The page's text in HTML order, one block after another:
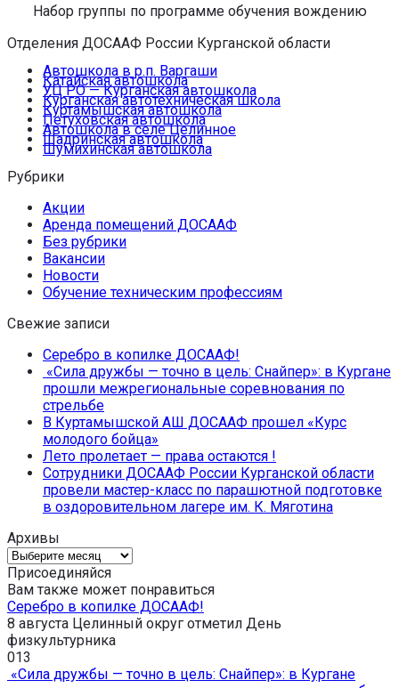
Набор группы по программе обучения вождению
Отделения ДОСААФ России Курганской области
Автошкола в р.п. Варгаши
Катайская автошкола
УЦ РО — Курганская автошкола
Курганская автотехническая школа
Куртамышская автошкола
Петуховская автошкола
Автошкола в селе Целинное
Шадринская автошкола
Шумихинская автошкола
Рубрики
Акции
Аренда помещений ДОСААФ
Без рубрики
Вакансии
Новости
Обучение техническим профессиям
Свежие записи
Серебро в копилке ДОСААФ!
«Сила дружбы — точно в цель: Снайпер»: в Кургане
прошли межрегиональные соревнования по
стрельбе
В Куртамышской АШ ДОСААФ прошел «Курс
молодого бойца»
Лето пролетает — права остаются !
Сотрудники ДОСААФ России Курганской области
провели мастер-класс по парашютной подготовке
в оздоровительном лагере им. К. Мяготина
Архивы
Архивы
Присоединяйся
Вам также может понравиться
Серебро в копилке ДОСААФ!
8 августа Целинный округ отметил День
физкультурника
013
«Сила дружбы — точно в цель: Снайпер»: в Кургане